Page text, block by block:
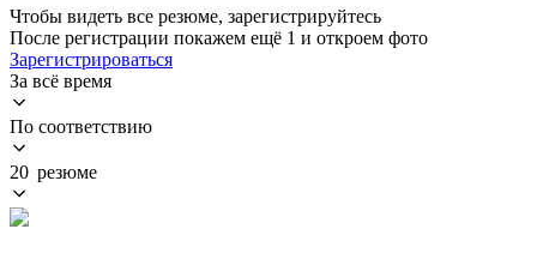
Чтобы видеть все резюме, зарегистрируйтесь
После регистрации покажем ещё 1 и откроем фото
Зарегистрироваться
За всё время
По соответствию
20 резюме